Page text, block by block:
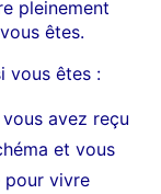
pleinement
êtes.
vous êtes :
vous avez reçu
et vous
pour vivre